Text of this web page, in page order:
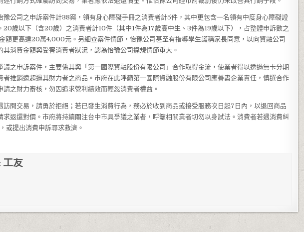
豫公司之申訴案件計38案，領有身心障礙手冊之消費者計5件，其中更包含一名領有中度身心障礙證
20歲以下（含20歲）之消費者計10件（其中1件為17歲高中生、3件為19歲以下），占整體申訴數之
額更高達20萬4,000元。另細查案件情節，怡豫公司甚至有指導學生謊稱家長同意，以向資融公司
消費金額與受害消費者狀況，認為怡豫公司違規情節重大。
之申訴案件，主要係其與「第一國際資融股份有限公司」合作取得金流，使業者得以透過無卡分期
者推銷遠超過其財力者之商品。市府在此呼籲第一國際資融股份有限公司應善盡企業責任，慎選合作
之財力審核，勿因追求營利績效而輕忽消費者權益。
訪問交易，請勇於拒絕；若已發生消費行為，務必於收到商品或接受服務次日起7日內，以退回商品
求返還對價。市府將持續關注台中市具爭議之業者，呼籲相關業者切勿以身試法。消費者若遇消費糾
或提出消費申訴尋求救濟。
工友